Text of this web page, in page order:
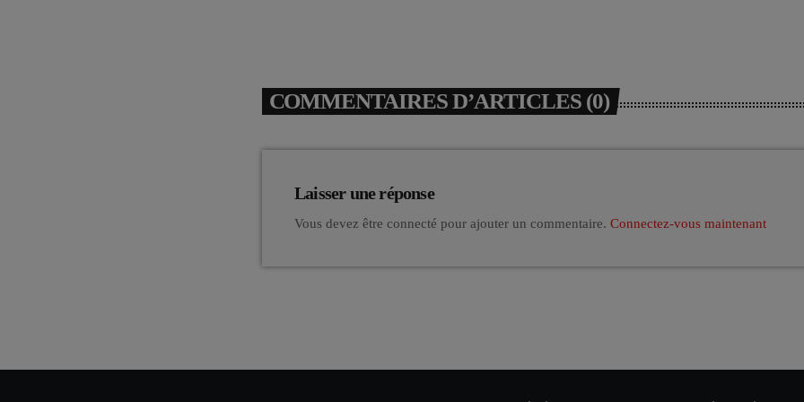
COMMENTAIRES D’ARTICLES (0)
Laisser une réponse
Vous devez être connecté pour ajouter un commentaire. Connectez-vous maintenant